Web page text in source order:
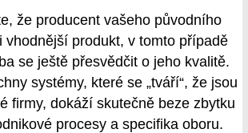
že producent vašeho původního
vhodnější produkt, v tomto případě
se ještě přesvědčit o jeho kvalitě.
systémy, které se „tváří“, že jsou
firmy, dokáží skutečně beze zbytku
procesy a specifika oboru.